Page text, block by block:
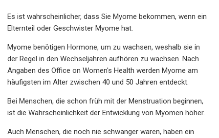
Es ist wahrscheinlicher, dass Sie Myome bekommen, wenn ein
Elternteil oder Geschwister Myome hat.
Myome benötigen Hormone, um zu wachsen, weshalb sie in
der Regel in den Wechseljahren aufhören zu wachsen. Nach
Angaben des Office on Women's Health werden Myome am
häufigsten im Alter zwischen 40 und 50 Jahren entdeckt.
Bei Menschen, die schon früh mit der Menstruation beginnen,
ist die Wahrscheinlichkeit der Entwicklung von Myomen höher.
Auch Menschen, die noch nie schwanger waren, haben ein